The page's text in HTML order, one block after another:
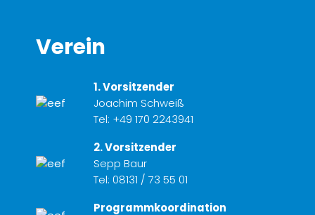
Verein
1. Vorsitzender
Joachim Schweiß
Tel: +49 170 2243941
2. Vorsitzender
Sepp Baur
Tel: 08131 / 73 55 01
Programmkoordination